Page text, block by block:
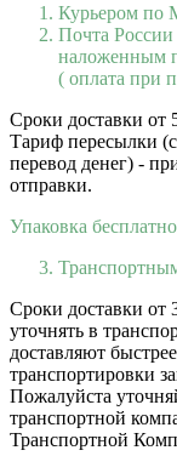
Курьером по
Почта России
наложенным
( оплата при
Сроки доставки от
Тариф пересылки
перевод денег) -
отправки.
Упаковка
Сроки доставки от
уточнять в
доставляют
транспортировки
Пожалуйста
транспортной
Транспортной